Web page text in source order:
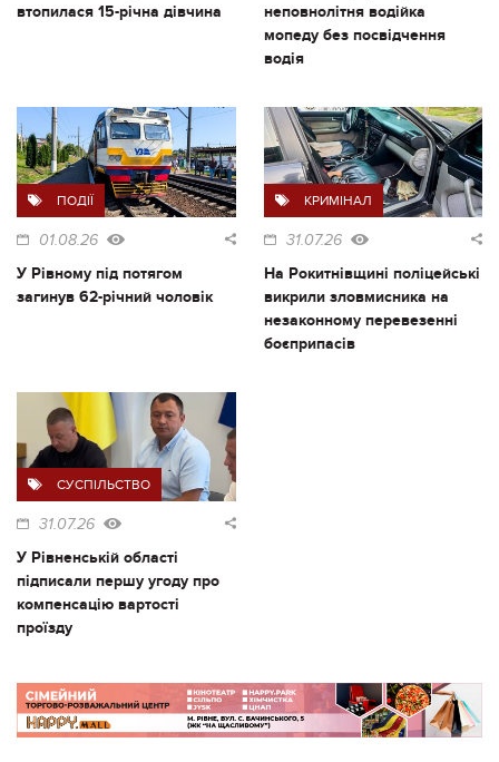
втопилася 15-річна дівчина
неповнолітня водійка
мопеду без посвідчення
водія
ПОДІЇ
01.08.26
У Рівному під потягом
загинув 62-річний чоловік
КРИМІНАЛ
31.07.26
На Рокитнівщині поліцейські
викрили зловмисника на
незаконному перевезенні
боєприпасів
СУСПІЛЬСТВО
31.07.26
У Рівненській області
підписали першу угоду про
компенсацію вартості
проїзду